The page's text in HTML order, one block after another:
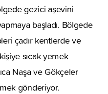
gezici aşevini
başladı. Bölgede
çadır kentlerde ve
sıcak yemek
Naşa ve Gökçeler
gönderiyor.